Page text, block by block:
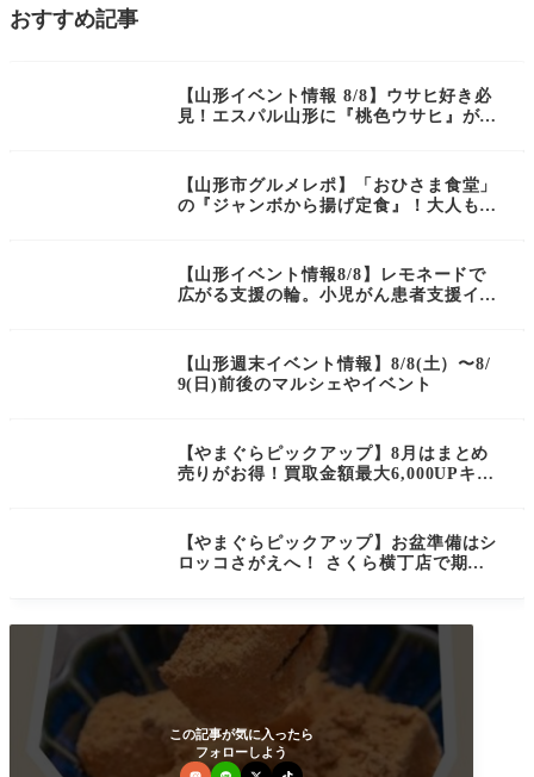
おすすめ記事
【山形イベント情報 8/8】ウサヒ好き必
見！エスパル山形に『桃色ウサヒ』がや
【山形市グルメレポ】「おひさま食堂」
の『ジャンボから揚げ定食』！大人も子
【山形イベント情報8/8】レモネードで
広がる支援の輪。小児がん患者支援イベ
【山形週末イベント情報】8/8(土）〜8/
9(日)前後のマルシェやイベント
【やまぐらピックアップ】8月はまとめ
売りがお得！買取金額最大6,000UPキャ
【やまぐらピックアップ】お盆準備はシ
ロッコさがえへ！ さくら横丁店で期間
この記事が気に入ったら
フォローしよう